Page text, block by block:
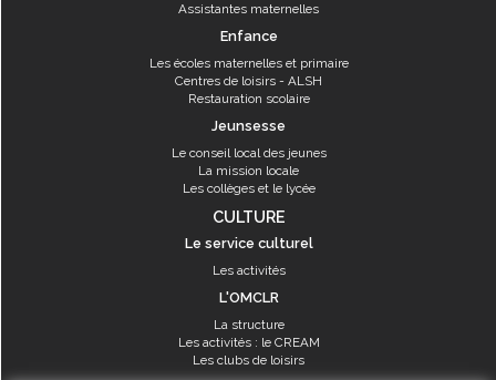
Assistantes maternelles
Enfance
Les écoles maternelles et primaire
Centres de loisirs - ALSH
Restauration scolaire
Jeunsesse
Le conseil local des jeunes
La mission locale
Les collèges et le lycée
CULTURE
Le service culturel
Les activités
L'OMCLR
La structure
Les activités : le CREAM
Les clubs de loisirs